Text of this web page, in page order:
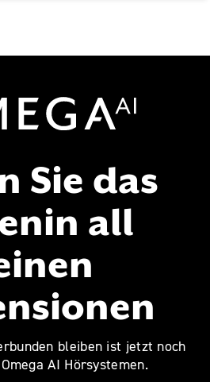
Omega AI
Sie das
in all
bleiben ist jetzt noch
AI Hörsystemen.